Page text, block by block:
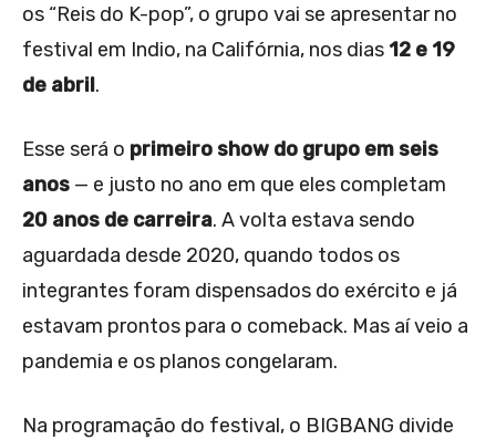
os “Reis do K-pop”, o grupo vai se apresentar no
festival em Indio, na Califórnia, nos dias 12 e 19
de abril.
Esse será o primeiro show do grupo em seis
anos — e justo no ano em que eles completam
20 anos de carreira. A volta estava sendo
aguardada desde 2020, quando todos os
integrantes foram dispensados do exército e já
estavam prontos para o comeback. Mas aí veio a
pandemia e os planos congelaram.
Na programação do festival, o BIGBANG divide